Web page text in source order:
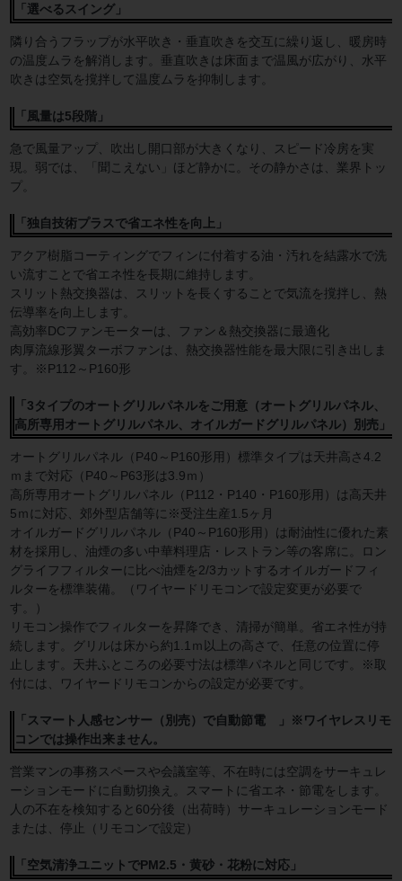
「選べるスイング」
隣り合うフラップが水平吹き・垂直吹きを交互に繰り返し、暖房時
の温度ムラを解消します。垂直吹きは床面まで温風が広がり、水平
吹きは空気を撹拌して温度ムラを抑制します。
「風量は5段階」
急で風量アップ、吹出し開口部が大きくなり、スピード冷房を実
現。弱では、「聞こえない」ほど静かに。その静かさは、業界トッ
プ。
「独自技術プラスで省エネ性を向上」
アクア樹脂コーティングでフィンに付着する油・汚れを結露水で洗
い流すことで省エネ性を長期に維持します。
スリット熱交換器は、スリットを長くすることで気流を撹拌し、熱
伝導率を向上します。
高効率DCファンモーターは、ファン＆熱交換器に最適化
肉厚流線形翼ターボファンは、熱交換器性能を最大限に引き出しま
す。※P112～P160形
「3タイプのオートグリルパネルをご用意（オートグリルパネル、
高所専用オートグリルパネル、オイルガードグリルパネル）別売」
オートグリルパネル（P40～P160形用）標準タイプは天井高さ4.2
ｍまで対応（P40～P63形は3.9ｍ）
高所専用オートグリルパネル（P112・P140・P160形用）は高天井
5ｍに対応、郊外型店舗等に※受注生産1.5ヶ月
オイルガードグリルパネル（P40～P160形用）は耐油性に優れた素
材を採用し、油煙の多い中華料理店・レストラン等の客席に。ロン
グライフフィルターに比べ油煙を2/3カットするオイルガードフィ
ルターを標準装備。（ワイヤードリモコンで設定変更が必要で
す。）
リモコン操作でフィルターを昇降でき、清掃が簡単。省エネ性が持
続します。グリルは床から約1.1ｍ以上の高さで、任意の位置に停
止します。天井ふところの必要寸法は標準パネルと同じです。※取
付には、ワイヤードリモコンからの設定が必要です。
「スマート人感センサー（別売）で自動節電 」※ワイヤレスリモ
コンでは操作出来ません。
営業マンの事務スペースや会議室等、不在時には空調をサーキュレ
ーションモードに自動切換え。スマートに省エネ・節電をします。
人の不在を検知すると60分後（出荷時）サーキュレーションモード
または、停止（リモコンで設定）
「空気清浄ユニットでPM2.5・黄砂・花粉に対応」